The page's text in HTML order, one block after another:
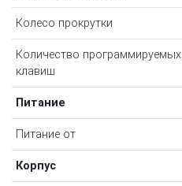
Колесо прокрутки
Количество программируемых
клавиш
Питание
Питание от
Корпус